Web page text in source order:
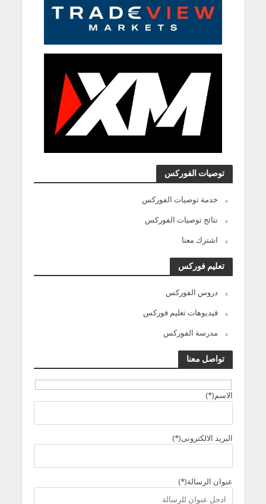
توصيات الفوركس
خدمة توصيات الفوركس
نتائج توصيات الفوركس
اشترك معنا
تعليم فوركس
دروس الفوركس
فيديوهات تعليم فوركس
مدرسة الفوركس
تواصل معنا
الاسم(*)
البريد الالكترونى(*)
عنوان الرسالة(*)